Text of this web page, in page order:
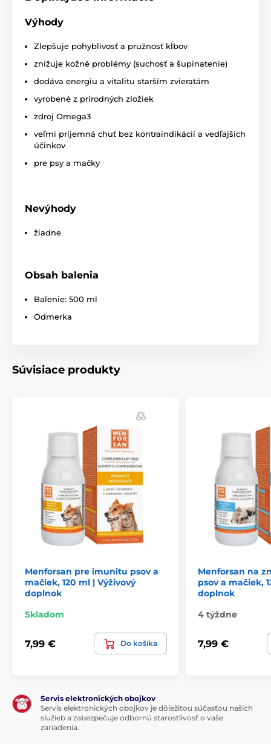
šupinatenia. Lososový olej dodáva výrobku
Dávkovanie: Pridajte nasledujúce množstvo do
bežného krmiva
raz denne počas 4 týždňov
(pomocou priloženej odmerky)
domáce zvieratá do 5 kg - 2,5 ml/deň
domáce zvieratá od 5 do 10 kg - 5 ml/deň
domáce zvieratá nad 15 kg - 10 ml/deň
Technické špecifikácie sa môžu zmeniť bez
predchádzajúceho upozornenia. Obrázky majú len
ilustračný charakter.
Produkt je zaradený v kategóriách
Chovateľstvo Krmivo
Vitamíny a liečivá Vitamíny pre psov
Vitamíny pre mačky
Výhody
Zlepšuje pohyblivosť a pružnosť kĺbov
znižuje kožné problémy (suchosť a šupinatenie)
dodáva energiu a vitalitu starším zvieratám
vyrobené z prírodných zložiek
zdroj Omega3
veľmi príjemná chuť bez kontraindikácií a vedľajších
účinkov
pre psy a mačky
Nevýhody
žiadne
Obsah balenia
Balenie: 500 ml
Odmerka
Súvisiace produkty
Menforsan pre imunitu psov a
mačiek, 120 ml | Výživový
doplnok
Skladom
7,99 € Do košíka
Menforsan na
psov a mačiek,
doplnok
4 týždne
7,99 €
Servis elektronických obojkov
Servis elektronických obojkov je dôležitou súčasťou našich
služieb a zabezpečuje odbornú starostlivosť o vaše
zariadenia.